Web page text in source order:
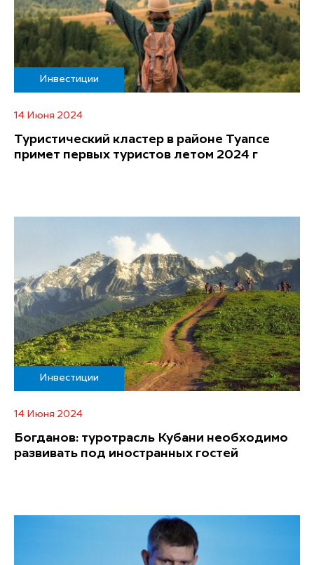
Инвестиции
14 Июня 2024
Туристический кластер в районе Туапсе
примет первых туристов летом 2024 г
Инвестиции
14 Июня 2024
Богданов: туротрасль Кубани необходимо
развивать под иностранных гостей